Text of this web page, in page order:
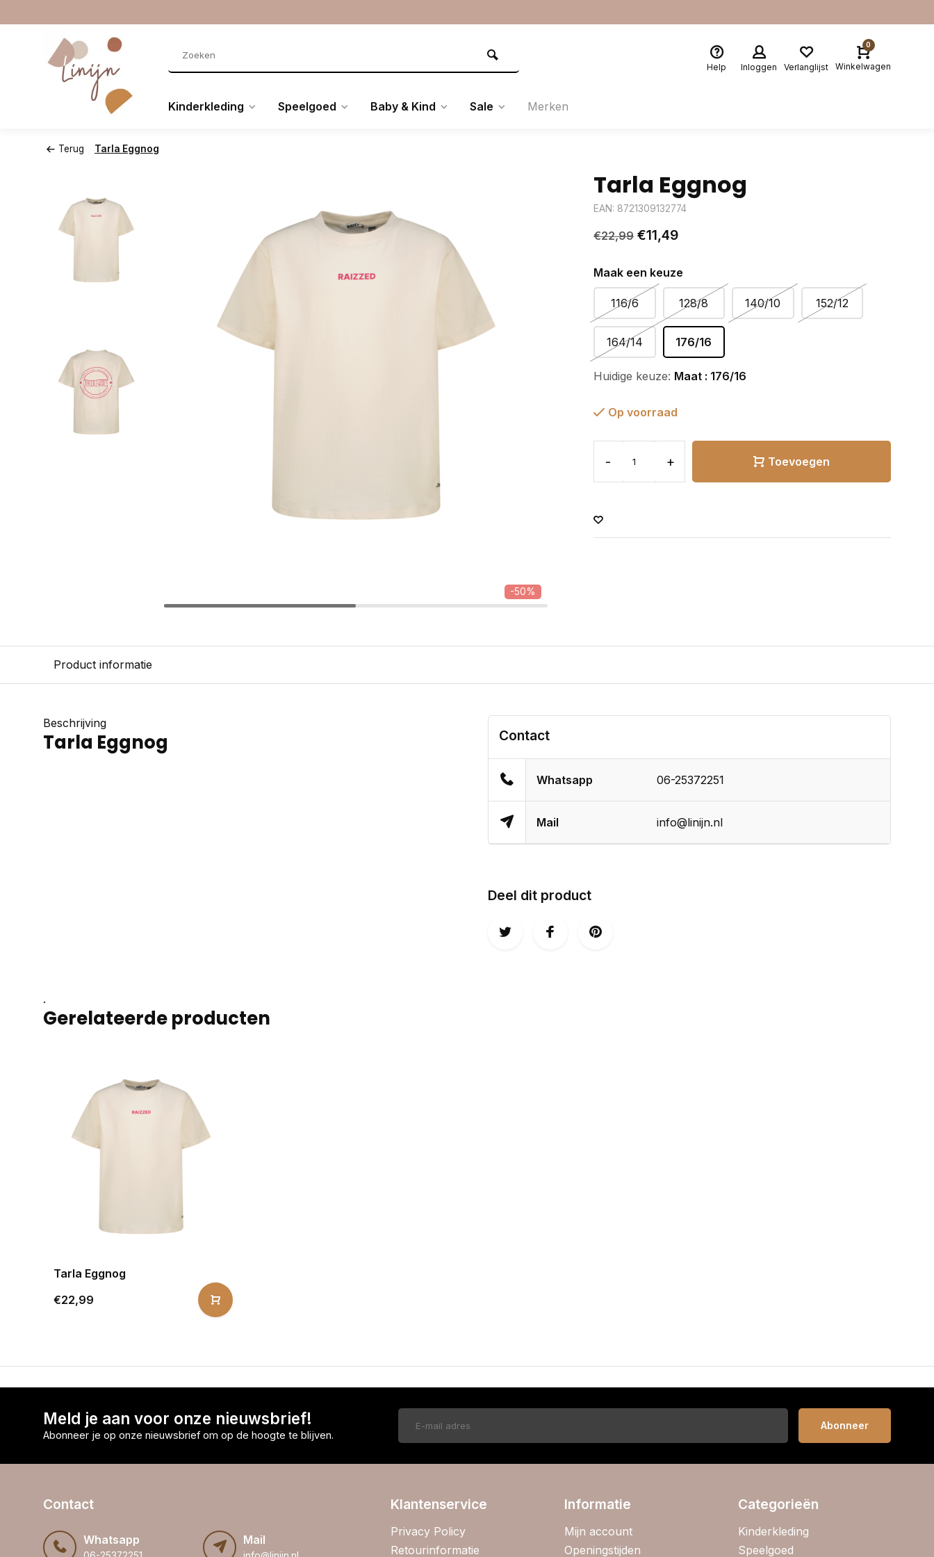
Help Inloggen Verlanglijst
0
Winkelwagen
Kinderkleding Speelgoed Baby & Kind Sale Merken
Terug Tarla Eggnog
-50%
Tarla Eggnog
EAN: 8721309132774
€22,99 €11,49
Maak een keuze
116/6 128/8 140/10 152/12
164/14 176/16
Huidige keuze: Maat : 176/16
Op voorraad
- + Toevoegen
Product informatie
Beschrijving
Tarla Eggnog Contact
Whatsapp 06-25372251
Mail info@linijn.nl
Deel dit product
.
Gerelateerde producten
Tarla Eggnog
€22,99
Meld je aan voor onze nieuwsbrief!
Abonneer je op onze nieuwsbrief om op de hoogte te blijven.
Abonneer
Contact
Whatsapp Mail
Klantenservice
Privacy Policy
Retourinformatie
Informatie
Mijn account
Openingstijden
Categorieën
Kinderkleding
Speelgoed